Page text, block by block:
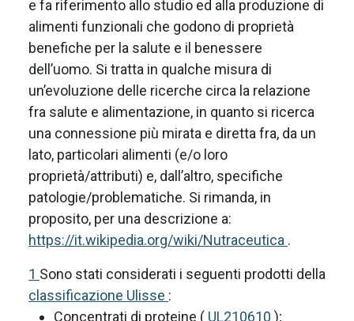
e fa riferimento allo studio ed alla produzione di
alimenti funzionali che godono di proprietà
benefiche per la salute e il benessere
dell’uomo. Si tratta in qualche misura di
un’evoluzione delle ricerche circa la relazione
fra salute e alimentazione, in quanto si ricerca
una connessione più mirata e diretta fra, da un
lato, particolari alimenti (e/o loro
proprietà/attributi) e, dall’altro, specifiche
patologie/problematiche. Si rimanda, in
proposito, per una descrizione a:
https://it.wikipedia.org/wiki/Nutraceutica .
1 Sono stati considerati i seguenti prodotti della
classificazione Ulisse :
Concentrati di proteine ( UL210610 );